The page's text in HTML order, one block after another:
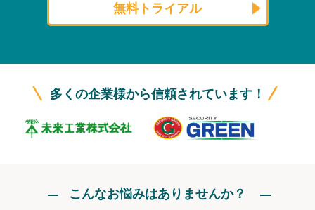
資料ダウンロード
ログイン
無料トライアル
多くの企業様から信頼されています！
こんなお悩みはありませんか？